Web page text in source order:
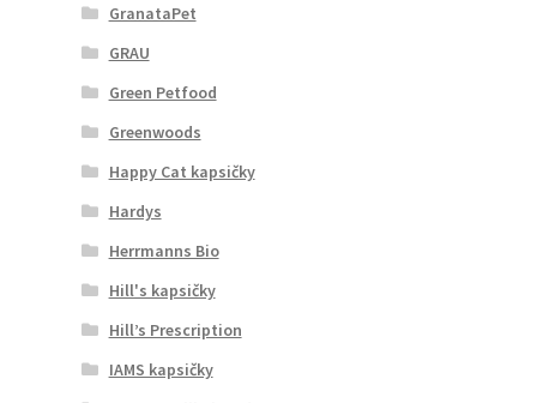
GranataPet
GRAU
Green Petfood
Greenwoods
Happy Cat kapsičky
Hardys
Herrmanns Bio
Hill's kapsičky
Hill’s Prescription
IAMS kapsičky